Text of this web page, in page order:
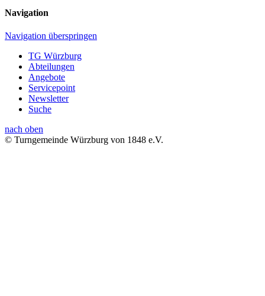
Navigation
Navigation überspringen
TG Würzburg
Abteilungen
Angebote
Servicepoint
Newsletter
Suche
nach oben
© Turngemeinde Würzburg von 1848 e.V.